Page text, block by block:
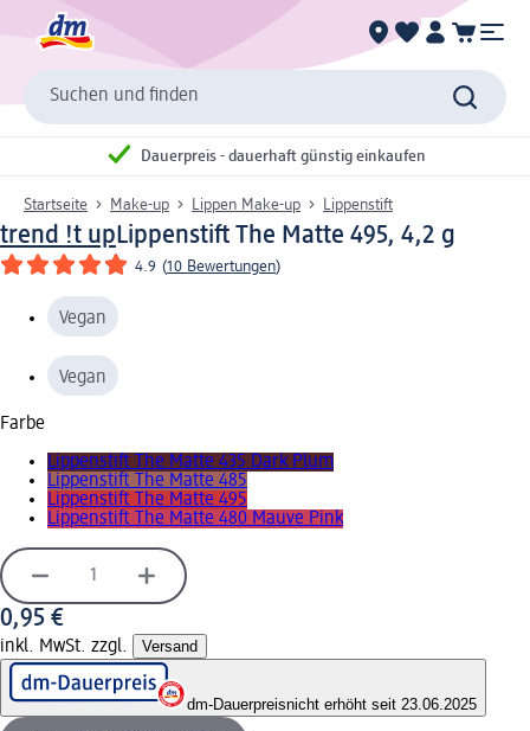
Suchen und finden
Dauerpreis - dauerhaft günstig einkaufen
Startseite Make-up Lippen Make-up Lippenstift
trend !t upLippenstift The Matte 495, 4,2 g
4.9 (10 Bewertungen)
Vegan
Vegan
Farbe
Lippenstift The Matte 435 Dark Plum
Lippenstift The Matte 485
Lippenstift The Matte 495
Lippenstift The Matte 480 Mauve Pink
0,95 €
inkl. MwSt. zzgl. Versand
dm-Dauerpreisnicht erhöht seit 23.06.2025